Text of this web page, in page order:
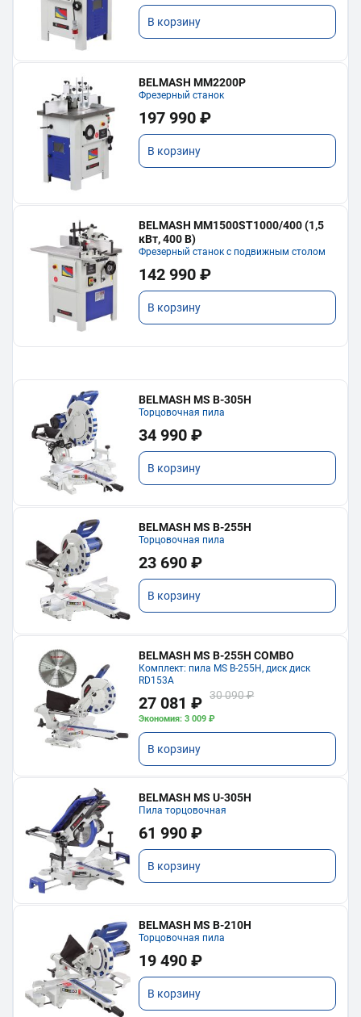
В корзину
BELMASH MM2200P
Фрезерный станок
197 990 ₽
В корзину
BELMASH MM1500ST1000/400 (1,5
кВт, 400 В)
Фрезерный станок с подвижным столом
142 990 ₽
В корзину
BELMASH MS B-305H
Торцовочная пила
34 990 ₽
В корзину
BELMASH MS B-255H
Торцовочная пила
23 690 ₽
В корзину
BELMASH MS B-255H COMBO
Комплект: пила MS B-255H, диск диск
RD153A
27 081 ₽ 30 090 ₽
Экономия: 3 009 ₽
В корзину
BELMASH MS U-305H
Пила торцовочная
61 990 ₽
В корзину
BELMASH MS B-210H
Торцовочная пила
19 490 ₽
В корзину